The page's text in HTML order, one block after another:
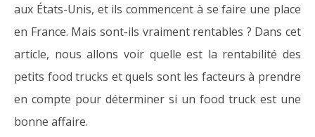
aux États-Unis, et ils commencent à se faire une place
en France. Mais sont-ils vraiment rentables ? Dans cet
article, nous allons voir quelle est la rentabilité des
petits food trucks et quels sont les facteurs à prendre
en compte pour déterminer si un food truck est une
bonne affaire.